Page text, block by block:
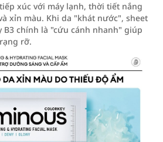
xúc với máy lạnh, thời tiết nắng
xỉn màu. Khi da "khát nước", sheet
B3 chính là "cứu cánh nhanh" giúp
rỡ.